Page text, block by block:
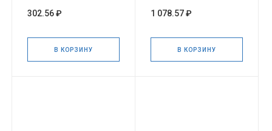
302.56 ₽
В КОРЗИНУ
1 078.57 ₽
В КОРЗИНУ